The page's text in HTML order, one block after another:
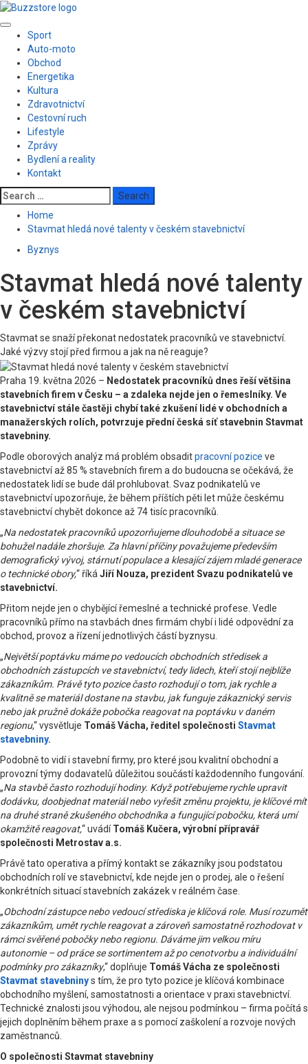
Skip
content
Primary
Menu
Sport
Auto-moto
Obchod
Energetika
Kultura
Zdravotnictví
Cestovní ruch
Lifestyle
Zprávy
Bydlení a reality
Kontakt
Search
for:
Home
Stavmat hledá nové talenty v českém stavebnictví
Byznys
Stavmat hledá nové talenty
v českém stavebnictví
Stavmat se snaží překonat nedostatek pracovníků ve stavebnictví.
Jaké výzvy stojí před firmou a jak na ně reaguje?
Praha 19. května 2026 – Nedostatek pracovníků dnes řeší většina
stavebních firem v Česku – a zdaleka nejde jen o řemeslníky. Ve
stavebnictví stále častěji chybí také zkušení lidé v obchodních a
manažerských rolích, potvrzuje přední česká síť stavebnin Stavmat
stavebniny.
Podle oborových analýz má problém obsaditpracovní pozice ve
stavebnictví až 85 % stavebních firem a do budoucna se očekává, že
nedostatek lidí se bude dál prohlubovat. Svaz podnikatelů ve
stavebnictví upozorňuje, že během příštích pěti let může českému
stavebnictví chybět dokonce až 74 tisíc pracovníků.
„Na nedostatek pracovníků upozorňujeme dlouhodobě a situace se
bohužel nadále zhoršuje. Za hlavní příčiny považujeme především
demografický vývoj, stárnutí populace a klesající zájem mladé generace
o technické obory,“ říká Jiří Nouza, prezident Svazu podnikatelů ve
stavebnictví.
Přitom nejde jen o chybějící řemeslné a technické profese. Vedle
pracovníků přímo na stavbách dnes firmám chybí i lidé odpovědní za
obchod, provoz a řízení jednotlivých částí byznysu.
„Největší poptávku máme po vedoucích obchodních středisek a
obchodních zástupcích ve stavebnictví, tedy lidech, kteří stojí nejblíže
zákazníkům. Právě tyto pozice často rozhodují o tom, jak rychle a
kvalitně se materiál dostane na stavbu, jak funguje zákaznický servis
nebo jak pružně dokáže pobočka reagovat na poptávku v daném
regionu,“ vysvětluje Tomáš Vácha, ředitel společnosti Stavmat
stavebniny.
Podobně to vidí i stavební firmy, pro které jsou kvalitní obchodní a
provozní týmy dodavatelů důležitou součástí každodenního fungování.
„Na stavbě často rozhodují hodiny. Když potřebujeme rychle upravit
dodávku, doobjednat materiál nebo vyřešit změnu projektu, je klíčové mít
na druhé straně zkušeného obchodníka a fungující pobočku, která umí
okamžitě reagovat,“ uvádíTomáš Kučera, výrobní přípravář
společnosti Metrostav a.s.
Právě tato operativa a přímý kontakt se zákazníky jsou podstatou
obchodních rolí ve stavebnictví, kde nejde jen o prodej, ale o řešení
konkrétních situací stavebních zakázek v reálném čase.
„Obchodní zástupce nebo vedoucí střediska je klíčová role. Musí rozumět
zákazníkům, umět rychle reagovat a zároveň samostatně rozhodovat v
rámci svěřené pobočky nebo regionu. Dáváme jim velkou míru
autonomie – od práce se sortimentem až po cenotvorbu a individuální
podmínky pro zákazníky,“ doplňuje Tomáš Vácha ze společnosti
Stavmat stavebninys tím, že pro tyto pozice je klíčová kombinace
obchodního myšlení, samostatnosti a orientace v praxi stavebnictví.
Technické znalosti jsou výhodou, ale nejsou podmínkou – firma počítá s
jejich doplněním během praxe a s pomocí zaškolení a rozvoje nových
zaměstnanců.
O společnosti Stavmat stavebniny